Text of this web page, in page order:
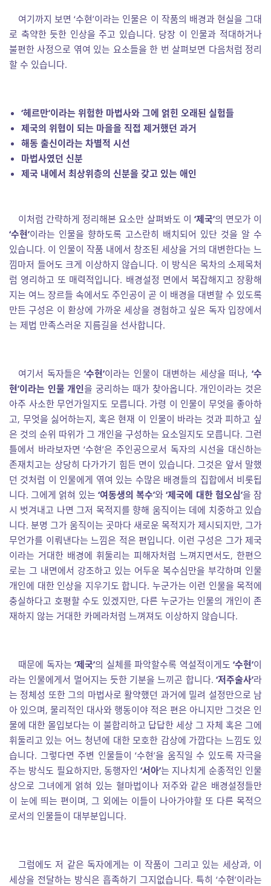
여기까지 보면 ‘수현’이라는 인물은 이 작품의 배경과 현실을 그대
로 축약한 듯한 인상을 주고 있습니다. 당장 이 인물과 적대하거나
불편한 사정으로 엮여 있는 요소들을 한 번 살펴보면 다음처럼 정리
할 수 있습니다.
‘헤르만’이라는 위험한 마법사와 그에 얽힌 오래된 실험들
제국의 위협이 되는 마을을 직접 제거했던 과거
해동 출신이라는 차별적 시선
마법사였던 신분
제국 내에서 최상위층의 신분을 갖고 있는 애인
이처럼 간략하게 정리해본 요소만 살펴봐도 이 ‘제국’의 면모가 이
‘수현’이라는 인물을 향하도록 고스란히 배치되어 있단 것을 알 수
있습니다. 이 인물이 작품 내에서 창조된 세상을 거의 대변한다는 느
낌마저 들어도 크게 이상하지 않습니다. 이 방식은 목차의 소제목처
럼 영리하고 또 매력적입니다. 배경설정 면에서 복잡해지고 장황해
지는 여느 장르들 속에서도 주인공이 곧 이 배경을 대변할 수 있도록
만든 구성은 이 환상에 가까운 세상을 경험하고 싶은 독자 입장에서
는 제법 만족스러운 지름길을 선사합니다.
여기서 독자들은 ‘수현’이라는 인물이 대변하는 세상을 떠나,‘수
현’이라는 인물 개인을 궁리하는 때가 찾아옵니다. 개인이라는 것은
아주 사소한 무언가일지도 모릅니다. 가령 이 인물이 무엇을 좋아하
고, 무엇을 싫어하는지, 혹은 현재 이 인물이 바라는 것과 피하고 싶
은 것의 순위 따위가 그 개인을 구성하는 요소일지도 모릅니다. 그런
틀에서 바라보자면 ‘수현’은 주인공으로서 독자의 시선을 대신하는
존재치고는 상당히 다가가기 힘든 면이 있습니다. 그것은 앞서 말했
던 것처럼 이 인물에게 엮여 있는 수많은 배경들의 집합에서 비롯됩
니다. 그에게 얽혀 있는 ‘여동생의 복수’와 ‘제국에 대한 혐오심’을 잠
시 벗겨내고 나면 그저 목적지를 향해 움직이는 데에 치중하고 있습
니다. 분명 그가 움직이는 곳마다 새로운 목적지가 제시되지만, 그가
무언가를 이뤄낸다는 느낌은 적은 편입니다. 이런 구성은 그가 제국
이라는 거대한 배경에 휘둘리는 피해자처럼 느껴지면서도, 한편으
로는 그 내면에서 강조하고 있는 어두운 복수심만을 부각하며 인물
개인에 대한 인상을 지우기도 합니다. 누군가는 이런 인물을 목적에
충실하다고 호평할 수도 있겠지만, 다른 누군가는 인물의 개인이 존
재하지 않는 거대한 카메라처럼 느껴져도 이상하지 않습니다.
때문에 독자는 ‘제국’의 실체를 파악할수록 역설적이게도 ‘수현’이
라는 인물에게서 멀어지는 듯한 기분을 느끼곤 합니다. ‘저주술사’라
는 정체성 또한 그의 마법사로 활약했던 과거에 밀려 설정만으로 남
아 있으며, 물리적인 대사와 행동이야 적은 편은 아니지만 그것은 인
물에 대한 몰입보다는 이 불합리하고 답답한 세상 그 자체 혹은 그에
휘둘리고 있는 어느 청년에 대한 모호한 감상에 가깝다는 느낌도 있
습니다. 그렇다면 주변 인물들이 ‘수현’을 움직일 수 있도록 자극을
주는 방식도 필요하지만, 동행자인 ‘서아’는 지나치게 순종적인 인물
상으로 그녀에게 얽혀 있는 혈마법이나 저주와 같은 배경설정들만
이 눈에 띄는 편이며, 그 외에는 이들이 나아가야할 또 다른 목적으
로서의 인물들이 대부분입니다.
그럼에도 저 같은 독자에게는 이 작품이 그리고 있는 세상과, 이
세상을 전달하는 방식은 흡족하기 그지없습니다. 특히 ‘수현’이라는